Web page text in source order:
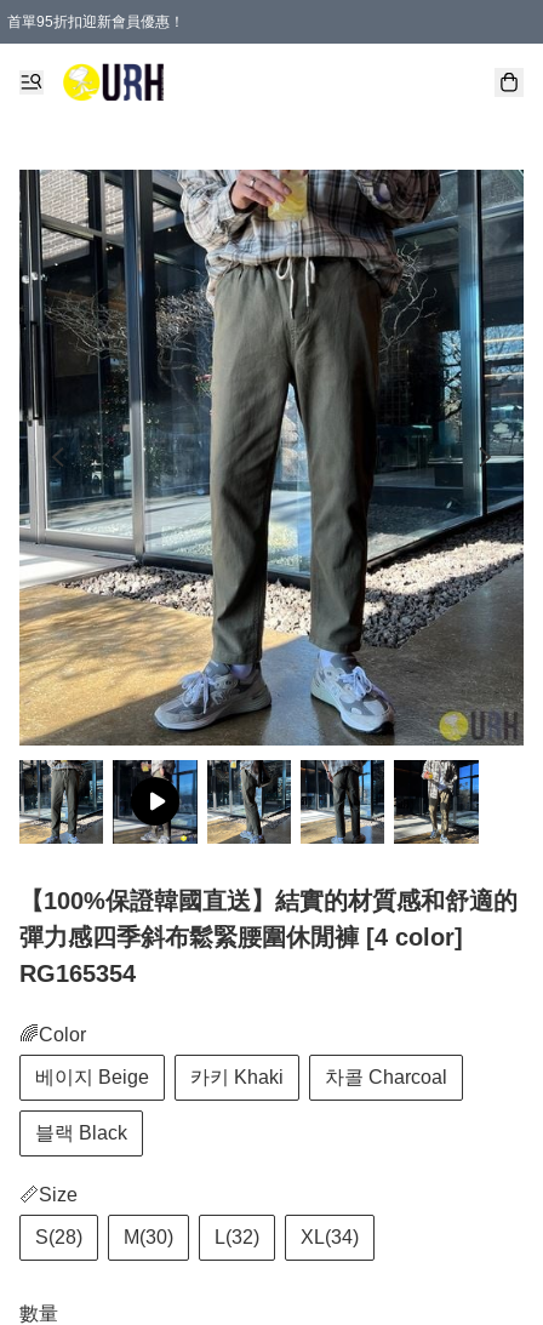
首單95折扣迎新會員優惠！
特選會員可享全單低至 95 折優惠！
單一訂單滿HKD600(澳門HKD800)包郵寄順豐送到家。
【100%保證韓國直送】結實的材質感和舒適的
彈力感四季斜布鬆緊腰圍休閒褲 [4 color]
RG165354
🌈Color
베이지 Beige 카키 Khaki 차콜 Charcoal
블랙 Black
📏Size
S(28) M(30) L(32) XL(34)
數量